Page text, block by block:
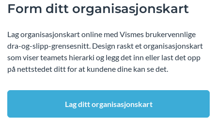
Form ditt organisasjonskart
Lag organisasjonskart online med Vismes brukervennlige
dra-og-slipp-grensesnitt. Design raskt et organisasjonskart
som viser teamets hierarki og legg det inn eller last det opp
på nettstedet ditt for at kundene dine kan se det.
Lag ditt organisasjonskart